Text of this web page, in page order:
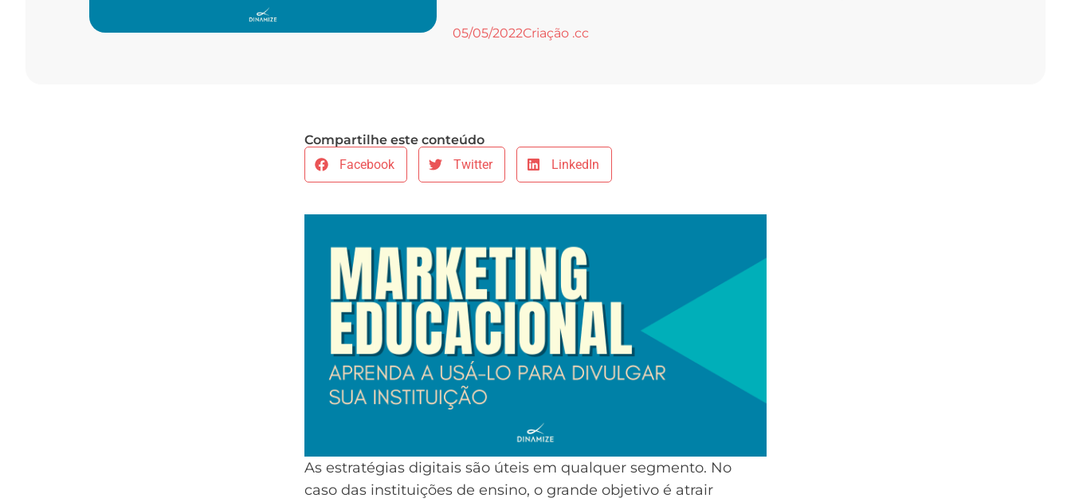
05/05/2022Criação .cc
Compartilhe este conteúdo
Facebook
Twitter LinkedIn
As estratégias digitais são úteis em qualquer segmento. No
caso das instituições de ensino, o grande objetivo é atrair